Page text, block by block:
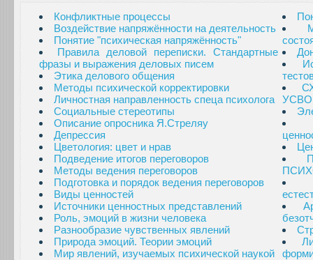
Конфликтные процессы
Воздействие напряжённости на деятельность
Понятие "психическая напряжённость"
Правила деловой переписки. Стандартные
фразы и выражения деловых писем
Этика делового общения
Методы психической корректировки
Личностная направленность спеца психолога
Социальные стереотипы
Описание опросника Я.Стреляу
Депрессия
Цветология: цвет и нрав
Подведение итогов переговоров
Методы ведения переговоров
Подготовка и порядок ведения переговоров
Виды ценностей
Источники ценностных представлений
Роль, эмоций в жизни человека
Разнообразие чувственных явлений
Природа эмоций. Теории эмоций
Мир явлений, изучаемых психической наукой